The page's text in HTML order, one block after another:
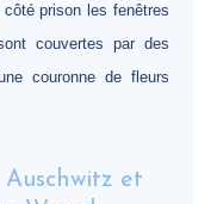
prison les fenêtres
couvertes par des
couronne de fleurs